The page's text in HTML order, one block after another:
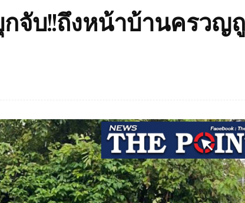
กจับ!!ถึงหน้าบ้านครวญ